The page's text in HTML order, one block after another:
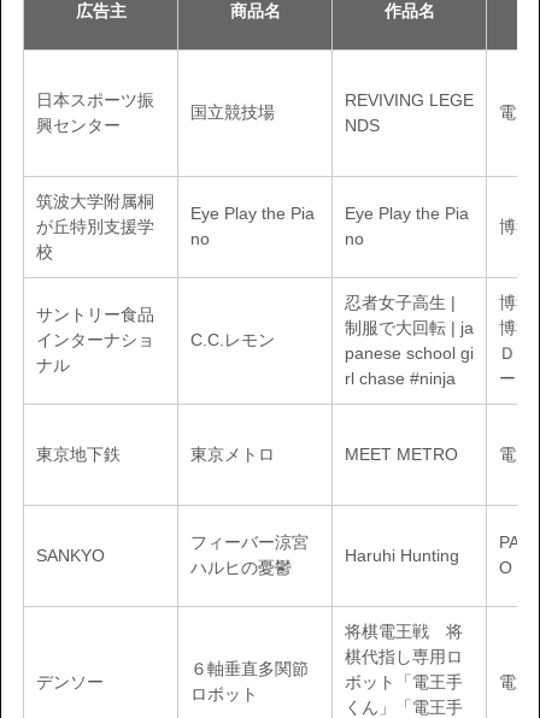
広告主 商品名 作品名
日本スポーツ振
興センター
国立競技場
REVIVING LEGE
NDS
電通
筑波大学附属桐
が丘特別支援学
校
Eye Play the Pia
no
Eye Play the Pia
no
博報
サントリー食品
インターナショ
ナル
C.C.レモン
忍者女子高生 |
制服で大回転 | ja
panese school gi
rl chase #ninja
博報
博報
ＤＹ
ート
東京地下鉄 東京メトロ MEET METRO 電通
SANKYO
フィーバー涼宮
ハルヒの憂鬱
Haruhi Hunting
O
デンソー
６軸垂直多関節
ロボット
将棋電王戦 将
棋代指し専用ロ
ボット「電王手
くん」「電王手
電通